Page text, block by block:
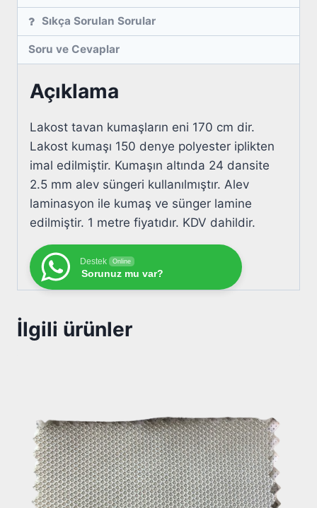
Sıkça Sorulan Sorular
Soru ve Cevaplar
Açıklama
Lakost tavan kumaşların eni 170 cm dir.
Lakost kumaşı 150 denye polyester iplikten
imal edilmiştir. Kumaşın altında 24 dansite
2.5 mm alev süngeri kullanılmıştır. Alev
laminasyon ile kumaş ve sünger lamine
edilmiştir. 1 metre fiyatıdır. KDV dahildir.
Destek Online
Sorunuz mu var?
İlgili ürünler